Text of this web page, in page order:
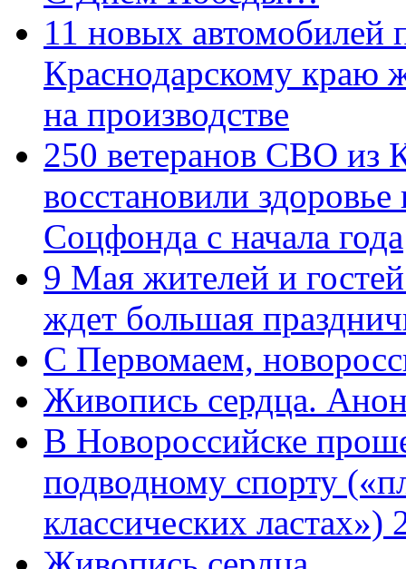
11 новых автомобилей
Краснодарскому краю
на производстве
250 ветеранов СВО из
восстановили
Соцфонда с начала года
9 Мая жителей и
ждет большая
C Первомаем,
Живопись сердца.
В Новороссийске
подводному спорту
классических